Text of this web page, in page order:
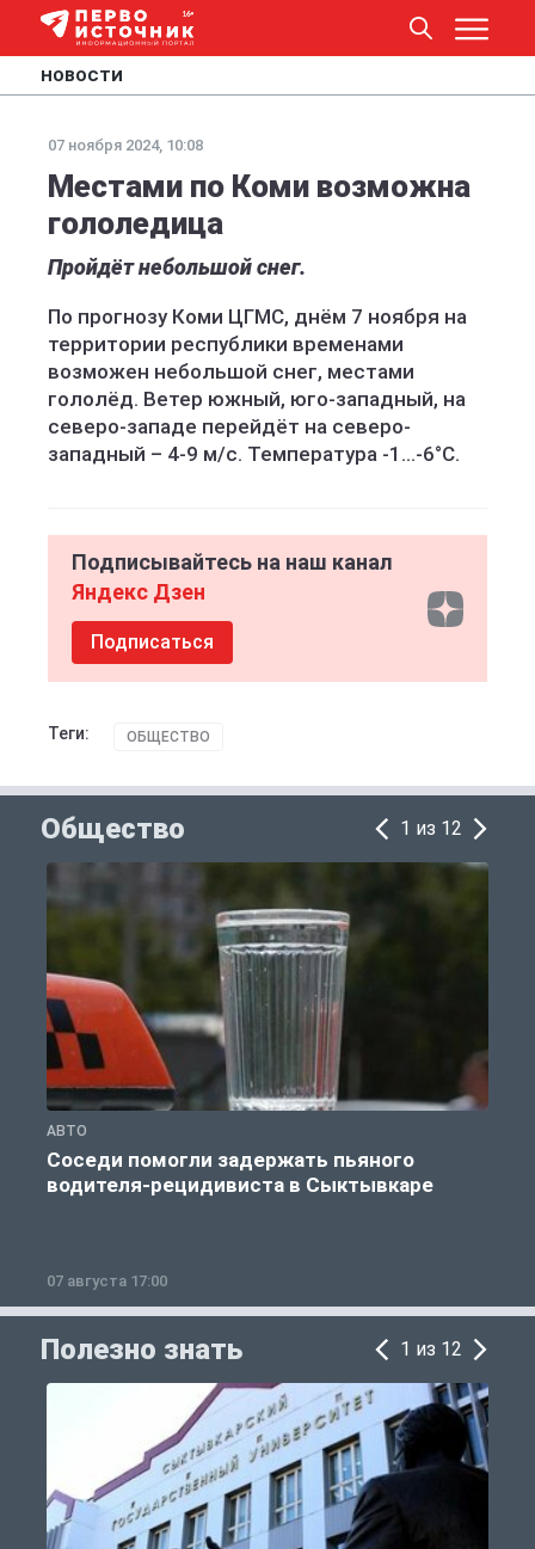
НОВОСТИ
07 ноября 2024, 10:08
Местами по Коми возможна
гололедица
Пройдёт небольшой снег.
По прогнозу Коми ЦГМС, днём 7 ноября на
территории республики временами
возможен небольшой снег, местами
гололёд. Ветер южный, юго-западный, на
северо-западе перейдёт на северо-
западный – 4-9 м/с. Температура -1...-6°С.
Подписывайтесь на наш канал
Яндекс Дзен
Подписаться
Теги: ОБЩЕСТВО
Общество 1 из 12
АВТО
Соседи помогли задержать пьяного
водителя-рецидивиста в Сыктывкаре
07 августа 17:00
Полезно знать 1 из 12